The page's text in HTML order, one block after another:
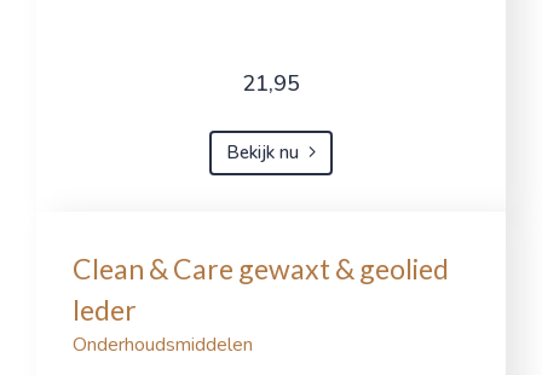
21,95
Bekijk nu
Clean & Care gewaxt & geolied
leder
Onderhoudsmiddelen